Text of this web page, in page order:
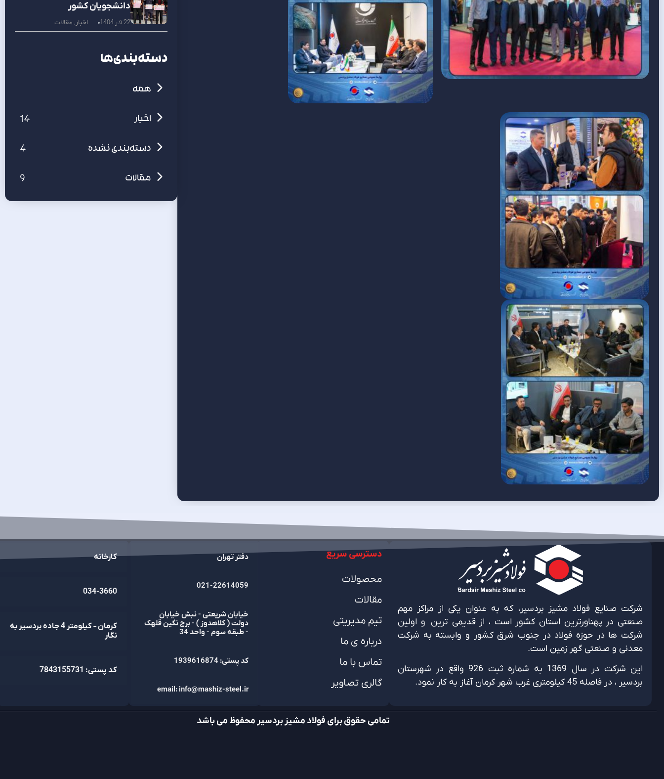
دانشجویان کشور
22 آذر 1404 اخبار , مقالات
دسته‌بندی‌ها
همه
اخبار 14
دسته‌بندی نشده 4
مقالات 9
شرکت صنایع فولاد مشیز بردسیر، که به عنوان یکی از مراکز مهم
صنعتی در پهناورترین استان کشور است ، از قدیمی ترین و اولین
شرکت ها در حوزه فولاد در جنوب شرق کشور و وابسته به شرکت
معدنی و صنعتی گهر زمین است.
این شرکت در سال 1369 به شماره ثبت 926 واقع در شهرستان
بردسیر ، در فاصله 45 کیلومتری غرب شهر کرمان آغاز به کار نمود.
دسترسی سریع
محصولات
مقالات
تیم مدیریتی
درباره ی ما
تماس با ما
گالری تصاویر
دفتر تهران
021-22614059
خیابان شریعتی - نبش خیابان
دولت ( کلاهدوز ) - برج نگین قلهک
- طبقه سوم - واحد 34
کد پستی: 1939616874
email: info@mashiz-steel.ir
کارخانه
034-3660
کرمان – کیلومتر 4 جاده بردسیر به
نگار
کد پستی: 7843155731
تمامی حقوق برای فولاد مشیز بردسیر محفوظ می باشد